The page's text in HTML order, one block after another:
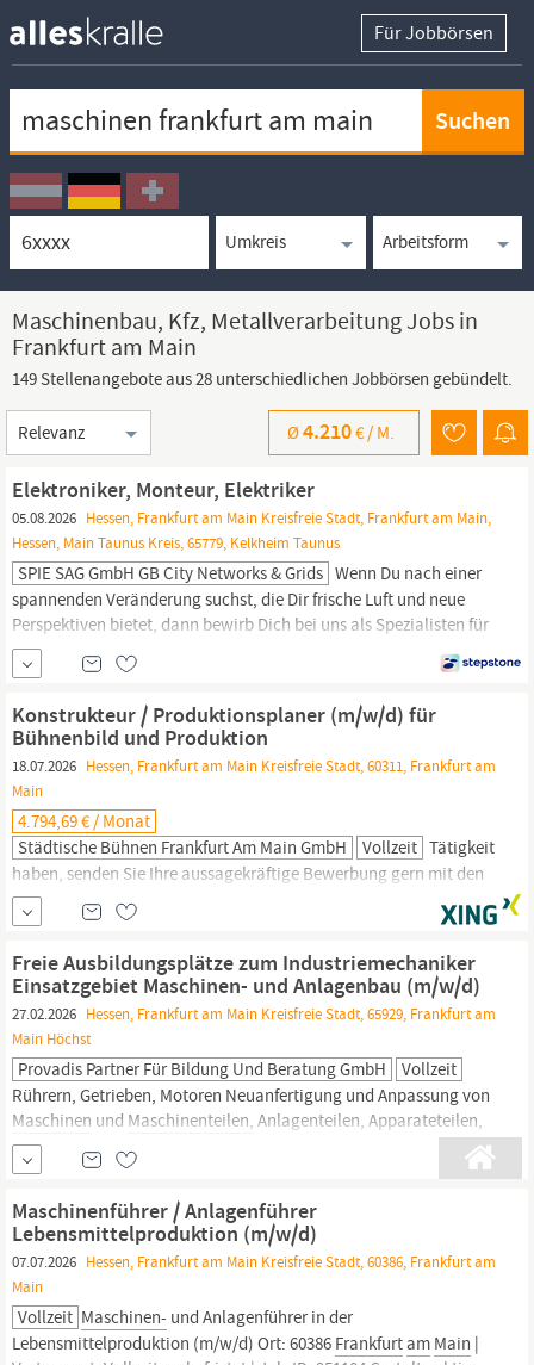
Für Jobbörsen
Ortssuche
Umkreissuche
Arbeitsform
Maschinenbau, Kfz, Metallverarbeitung Jobs in
Frankfurt am Main
149 Stellenangebote aus 28 unterschiedlichen Jobbörsen gebündelt.
Sortierung
Ø4.210€ / M.
Elektroniker, Monteur, Elektriker
05.08.2026 Hessen, Frankfurt am Main Kreisfreie Stadt, Frankfurt am Main,
Hessen, Main Taunus Kreis, 65779, Kelkheim Taunus
SPIE SAG GmbH GB City Networks & Grids Wenn Du nach einer
spannenden Veränderung suchst, die Dir frische Luft und neue
Perspektiven bietet, dann bewirb Dich bei uns als Spezialisten für
energietechnische Infrastruktur im Geschäftsbereich
CityNetworks & Grids als Monteur als Elektriker / Elektroniker
Nieder- und Mittelspannung d Einsatzort: Kelkheim bei
amMain , Lahnstein bei...
Konstrukteur / Produktionsplaner (m/w/d) für
Bühnenbild und Produktion
18.07.2026 Hessen, Frankfurt am Main Kreisfreie Stadt, 60311, Frankfurt am
Main
4.794,69 € / Monat
Städtische Bühnen Frankfurt Am Main GmbH
Vollzeit Tätigkeit
haben, senden Sie Ihre aussagekräftige Bewerbung gern mit den
üblichen Unterlagen bis zum 31.08.2026 mit dem Betreff
Konstruktion an: Städtische Bühnen
GmbH
Frankfurtbewerbungen@buehnen-frankfurt.de...
Freie Ausbildungsplätze zum Industriemechaniker
Einsatzgebiet Maschinen- und Anlagenbau (m/w/d)
27.02.2026 Hessen, Frankfurt am Main Kreisfreie Stadt, 65929, Frankfurt am
Main Höchst
Provadis Partner Für Bildung Und Beratung GmbH
Vollzeit
Rührern, Getrieben, Motoren Neuanfertigung und Anpassung von
Maschinen und Maschinenteilen, Anlagenteilen, Apparateteilen,
Pumpenteilen Einsatz moderner Technologien: CNC-Technik,
Elektrotechnik, Pneumatik, Hydraulik, Informatik Weitere
Informationen Hast du Interesse? Dann bewirb dich unter:
https:/bewerbung.provadis.de/ oder per Post...
Maschinenführer / Anlagenführer
Lebensmittelproduktion (m/w/d)
07.07.2026 Hessen, Frankfurt am Main Kreisfreie Stadt, 60386, Frankfurt am
Main
Vollzeit Maschinen- und Anlagenführer in der
Lebensmittelproduktion (m/w/d) Ort: 60386 Frankfurtam Main |